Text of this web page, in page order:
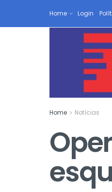
Home Login
Home Notícias